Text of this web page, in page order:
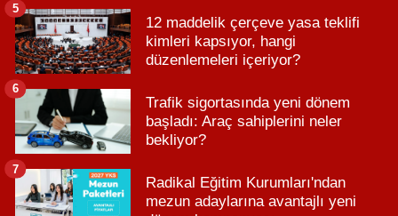
12 maddelik çerçeve yasa teklifi
kimleri kapsıyor, hangi
düzenlemeleri içeriyor?
5
Trafik sigortasında yeni dönem
başladı: Araç sahiplerini neler
bekliyor?
6
Radikal Eğitim Kurumları'ndan
mezun adaylarına avantajlı yeni
7